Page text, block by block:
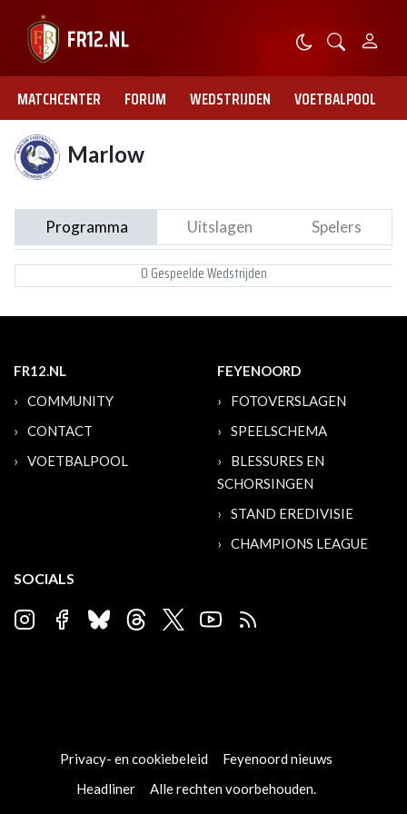
MATCHCENTER FORUM WEDSTRIJDEN VOETBALPOOL
Marlow
Programma Uitslagen Spelers
0 Gespeelde Wedstrijden
FR12.NL
COMMUNITY
CONTACT
VOETBALPOOL
FEYENOORD
FOTOVERSLAGEN
SPEELSCHEMA
BLESSURES EN
SCHORSINGEN
STAND EREDIVISIE
CHAMPIONS LEAGUE
SOCIALS
Privacy- en cookiebeleid
Feyenoord nieuws
Headliner
Alle rechten voorbehouden.